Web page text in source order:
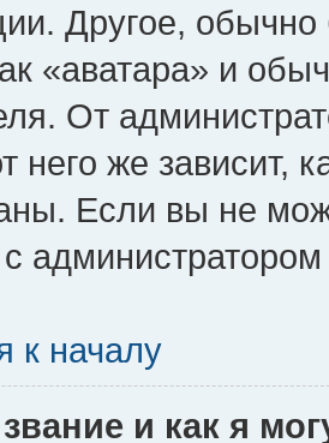
Другое,
«аватара» и
От
него же зависит,
Если вы не
с
к началу
и как я